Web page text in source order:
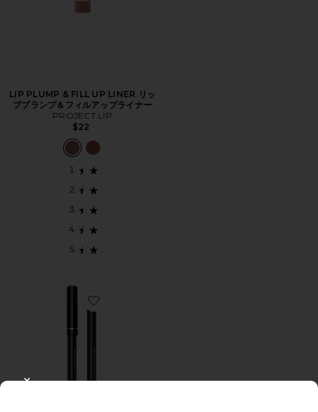
LIP PLUMP & FILL UP LINER リッ
ププランプ＆フィルアップライナー
PROJECT LIP
$22
Favorite LEGENDARY LONGWEAR LIP LINER リップ